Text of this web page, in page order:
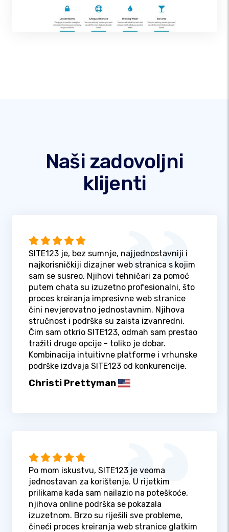
Naši zadovoljni
klijenti
SITE123 je, bez sumnje, najjednostavniji i
najkorisničkiji dizajner web stranica s kojim
sam se susreo. Njihovi tehničari za pomoć
putem chata su izuzetno profesionalni, što
proces kreiranja impresivne web stranice
čini nevjerovatno jednostavnim. Njihova
stručnost i podrška su zaista izvanredni.
Čim sam otkrio SITE123, odmah sam prestao
tražiti druge opcije - toliko je dobar.
Kombinacija intuitivne platforme i vrhunske
podrške izdvaja SITE123 od konkurencije.
Christi Prettyman
Po mom iskustvu, SITE123 je veoma
jednostavan za korištenje. U rijetkim
prilikama kada sam nailazio na poteškoće,
njihova online podrška se pokazala
izuzetnom. Brzo su riješili sve probleme,
čineći proces kreiranja web stranice glatkim